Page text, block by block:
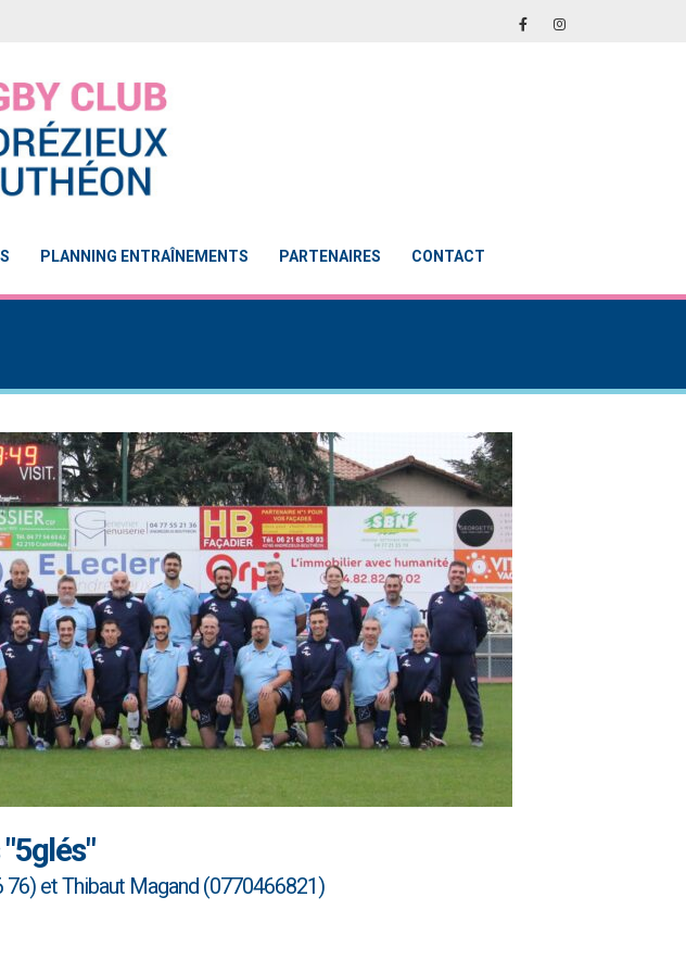
PLANNING ENTRAÎNEMENTS PARTENAIRES CONTACT
et Thibaut Magand (0770466821)